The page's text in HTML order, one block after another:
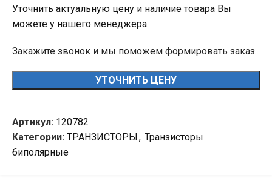
Уточнить актуальную цену и наличие товара Вы
можете у нашего менеджера.
Закажите звонок и мы поможем формировать заказ.
УТОЧНИТЬ ЦЕНУ
Артикул: 120782
Категории: ТРАНЗИСТОРЫ, Транзисторы
биполярные